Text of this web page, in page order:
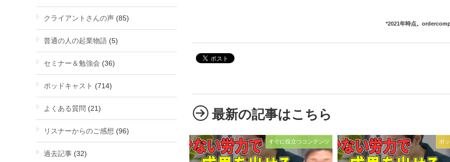
*2021年時点。
最新の記事はこちら
すぐに役立つコンテンツ ポ
クライアントさんの声 (85)
普通の人の起業物語 (5)
セミナー＆勉強会 (36)
ポッドキャスト (714)
よくある質問 (21)
リスナーからのご感想 (96)
過去記事 (32)